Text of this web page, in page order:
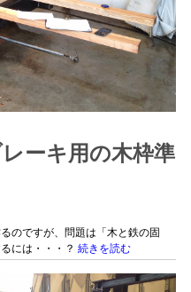
ーキ用の木枠準
のですが、問題は「木と鉄の固
には・・・？ 続きを読む